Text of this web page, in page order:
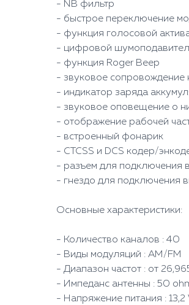
- NB фильтр
- быстрое переключение
- функция голосовой
- цифровой
- функция Roger Beep
- звуковое сопровождение
- индикатор заряда
- звуковое оповещение о
- отображение рабочей
- встроенный фонарик
- CTCSS и DCS кодер/
- разъем для подключения
- гнездо для подключения
Основные характеристики:
- Количество каналов : 40
- Виды модуляций : AM/FM
- Диапазон частот : от
- Импеданс антенны : 50
- Напряжение питания :